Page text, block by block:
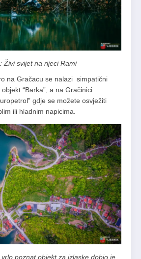
Živi svijet na rijeci Rami
na Gračacu se nalazi simpatični
“Barka”, a na Gračinici
gdje se možete osvježiti
ili hladnim napicima.
poznat objekt za izlaske dobio je